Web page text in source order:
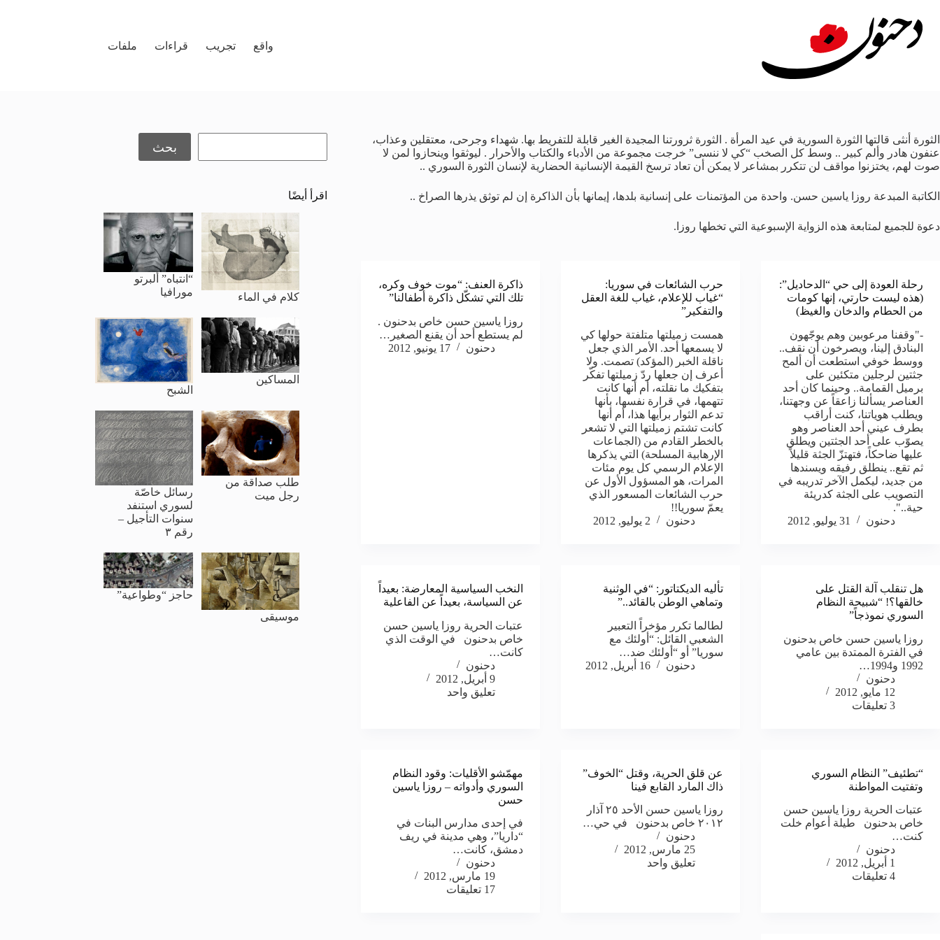
المحتوى
واقع
تجريب قراءات ملفات
الثورة أنثى قالتها الثورة السورية في عيد المرأة . الثورة ثرورتنا المجيدة الغير قابلة للتفريط بها. شهداء وجرحى، معتقلين وعذاب،
عنفون هادر وألم كبير .. وسط كل الصخب “كي لا ننسى” خرجت مجموعة من الأدباء والكتاب والأحرار . ليوثقوا وينحازوا لمن لا
صوت لهم، يختزنوا مواقف لن تتكرر بمشاعر لا يمكن أن تعاد ترسخ القيمة الإنسانية الحضارية لإنسان الثورة السوري ..
الكاتبة المبدعة روزا ياسين حسن. واحدة من المؤتمنات على إنسانية بلدها، إيمانها بأن الذاكرة إن لم توثق يذرها الصراخ ..
دعوة للجميع لمتابعة هذه الزواية الإسبوعية التي تخطها روزا.
رحلة العودة إلى حي “الدحاديل”:
(هذه ليست حارتي، إنها كومات
من الحطام والدخان والغيظ)
-"وقفنا مرعوبين وهم يوجّهون
البنادق إلينا، ويصرخون أن نقف..
ووسط خوفي استطعت أن ألمح
جثتين لرجلين متكئين على
برميل القمامة.. وحينما كان أحد
العناصر يسألنا زاعقاً عن وجهتنا،
ويطلب هوياتنا، كنت أراقب
بطرف عيني أحد العناصر وهو
يصوّب على أحد الجثتين ويطلق
عليها ضاحكاً، فتهتزّ الجثة قليلاً
ثم تقع.. ينطلق رفيقه ويسندها
من جديد، ليكمل الآخر تدريبه في
التصويب على الجثة كدريئة
حية..".
دحنون
31 يوليو, 2012
حرب الشائعات في سوريا:
“غياب للإعلام، غياب للغة العقل
والتفكير”
همست زميلتها متلفتة حولها كي
لا يسمعها أحد. الأمر الذي جعل
ناقلة الخبر (المؤكد) تصمت. ولا
أعرف إن جعلها ردّ زميلتها تفكّر
بتفكيك ما نقلته، أم أنها كانت
تتهمها، في قرارة نفسها، بأنها
تدعم الثوار برأيها هذا، أم أنها
كانت تشتم زميلتها التي لا تشعر
بالخطر القادم من (الجماعات
الإرهابية المسلحة) التي يذكرها
الإعلام الرسمي كل يوم مئات
المرات، هو المسؤول الأول عن
حرب الشائعات المسعور الذي
يعمّ سوريا!!
دحنون
2 يوليو, 2012
ذاكرة العنف: “موت خوف وكره،
تلك التي تشكّل ذاكرة أطفالنا”
روزا ياسين حسن خاص بدحنون .
لم يستطع أحد أن يقنع الصغير…
دحنون
17 يونيو, 2012
هل تنقلب آلة القتل على
خالقها؟! “شبيحة النظام
السوري نموذجاً”
روزا ياسين حسن خاص بدحنون
في الفترة الممتدة بين عامي
1992 و1994…
دحنون
12 مايو, 2012
3 تعليقات
تأليه الديكتاتور: “في الوثنية
وتماهي الوطن بالقائد..”
لطالما تكرر مؤخراً التعبير
الشعبي القائل: “أولئك مع
سوريا” أو “أولئك ضد…
دحنون
16 أبريل, 2012
النخب السياسية المعارضة: بعيداً
عن السياسة، بعيداً عن الفاعلية
عتبات الحرية روزا ياسين حسن
خاص بدحنون في الوقت الذي
كانت…
دحنون
9 أبريل, 2012
تعليق واحد
“تطئيف” النظام السوري
وتفتيت المواطنة
عتبات الحرية روزا ياسين حسن
خاص بدحنون طيلة أعوام خلت
كنت…
دحنون
1 أبريل, 2012
4 تعليقات
عن قلق الحرية، وقتل “الخوف”
ذاك المارد القابع فينا
روزا ياسين حسن الأحد ٢٥ آذار
٢٠١٢ خاص بدحنون في حي…
دحنون
25 مارس, 2012
تعليق واحد
مهمّشو الأقليات: وقود النظام
السوري وأدواته – روزا ياسين
حسن
في إحدى مدارس البنات في
“داريا”، وهي مدينة في ريف
دمشق، كانت…
دحنون
19 مارس, 2012
17 تعليقات
بحث
اقرأ أيضًا
كلام في الماء
“انتباه” ألبرتو
مورافيا
المساكين
الشبح
طلب صداقة من
رجل ميت
رسائل خاصّة
لسوري استنفد
سنوات التأجيل –
رقم ٣
موسيقى
حاجز “وطواعية”